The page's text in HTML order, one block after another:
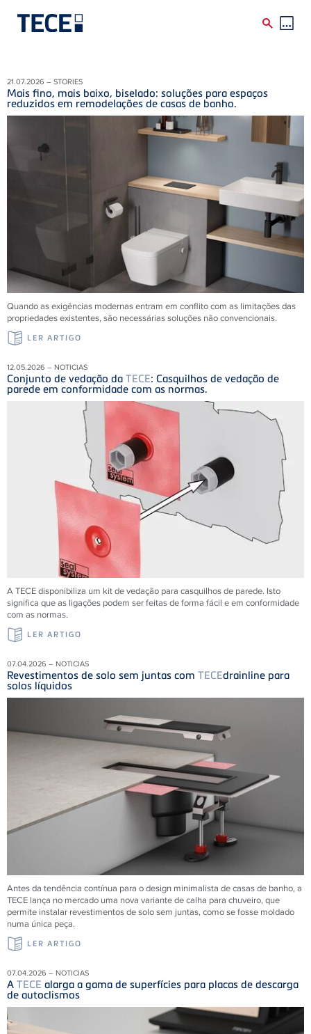
21.07.2026 – STORIES
Mais fino, mais baixo, biselado: soluções para espaços
reduzidos em remodelações de casas de banho.
Quando as exigências modernas entram em conflito com as limitações das
propriedades existentes, são necessárias soluções não convencionais.
LER ARTIGO
12.05.2026 – NOTICIAS
Conjunto de vedação da TECE: Casquilhos de vedação de
parede em conformidade com as normas.
A TECE disponibiliza um kit de vedação para casquilhos de parede. Isto
significa que as ligações podem ser feitas de forma fácil e em conformidade
com as normas.
LER ARTIGO
07.04.2026 – NOTICIAS
Revestimentos de solo sem juntas com TECEdrainline para
solos líquidos
Antes da tendência contínua para o design minimalista de casas de banho, a
TECE lança no mercado uma nova variante de calha para chuveiro, que
permite instalar revestimentos de solo sem juntas, como se fosse moldado
numa única peça.
LER ARTIGO
07.04.2026 – NOTICIAS
A TECE alarga a gama de superfícies para placas de descarga
de autoclismos